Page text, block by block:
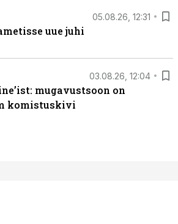
05.08.26, 12:31
uue juhi
03.08.26, 12:04
mugavustsoon on
komistuskivi